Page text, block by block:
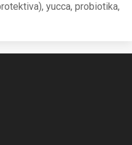
yucca, probiotika,